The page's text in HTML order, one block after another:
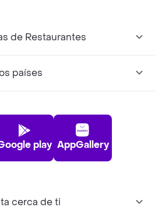
de Restaurantes
países
play AppGallery
cerca de ti